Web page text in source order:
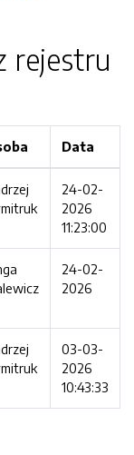
rejestru
Data
24-02-
2026
11:23:00
24-02-
2026
03-03-
2026
10:43:33